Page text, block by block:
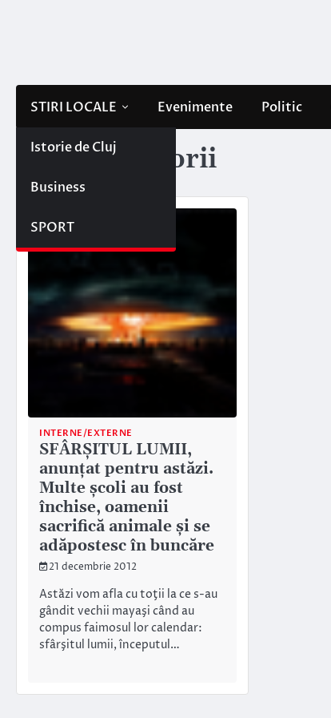
STIRI LOCALE
Istorie de Cluj
Business
SPORT
Evenimente Politic
Etichetă: teorii
INTERNE/EXTERNE
SFÂRŞITUL LUMII,
anunţat pentru astăzi.
Multe şcoli au fost
închise, oamenii
sacrifică animale şi se
adăpostesc în buncăre
21 decembrie 2012
Astăzi vom afla cu toţii la ce s-au
gândit vechii mayaşi când au
compus faimosul lor calendar:
sfârşitul lumii, începutul…